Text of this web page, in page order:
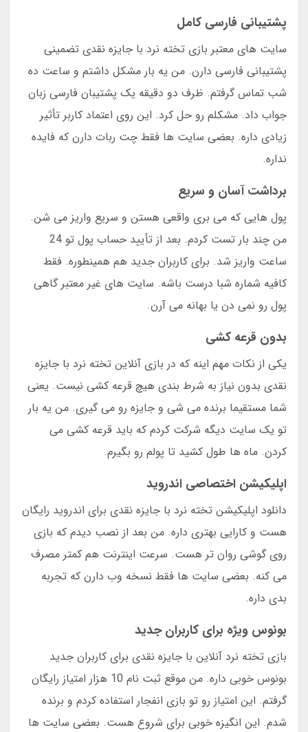
پشتیبانی فارسی کامل
سایت های معتبر بازی تخته نرد با جایزه نقدی تضمینی
پشتیبانی فارسی دارن. من یه بار مشکل داشتم و ساعت ده
شب تماس گرفتم. ظرف دو دقیقه یک پشتیبان فارسی زبان
جواب داد. مشکلم رو حل کرد. این روی اعتماد کاربر تأثیر
زیادی داره. بعضی سایت ها فقط چت ربات دارن که فایده
نداره.
برداشت آسان و سریع
پول هایی که می بری واقعی هستن و سریع واریز می شن.
من چند بار تست کردم. بعد از تأیید حساب پول تو 24
ساعت واریز شد. برای کاربران جدید هم همینطوره. فقط
کافیه شماره شبا درست باشه. سایت های غیر معتبر گاهی
پول رو نمی دن یا بهانه می آرن.
بدون قرعه کشی
یکی از نکات مهم اینه که در بازی آنلاین تخته نرد با جایزه
نقدی بدون نیاز به شرط بندی هیچ قرعه کشی نیست. یعنی
شما مستقیما برنده می شی و جایزه رو می گیری. من یه بار
تو یک سایت دیگه شرکت کردم که باید قرعه کشی می
کردن. ماه ها طول کشید تا پولم رو بگیرم.
اپلیکیشن اختصاصی اندروید
دانلود اپلیکیشن تخته نرد با جایزه نقدی برای اندروید رایگان
هست و کارایی بهتری داره. من بعد از نصب دیدم که بازی
روی گوشی روان تر هست. سرعت اینترنت هم کمتر مصرف
می کنه. بعضی سایت ها فقط نسخه وب دارن که تجربه
بدی داره.
بونوس ویژه برای کاربران جدید
بازی تخته نرد آنلاین با جایزه نقدی برای کاربران جدید
بونوس خوبی داره. من موقع ثبت نام 10 هزار امتیاز رایگان
گرفتم. این امتیاز رو تو بازی انفجار استفاده کردم و برنده
شدم. این انگیزه خوبی برای شروع هست. بعضی سایت ها